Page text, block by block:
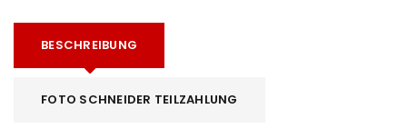
BESCHREIBUNG
FOTO SCHNEIDER TEILZAHLUNG